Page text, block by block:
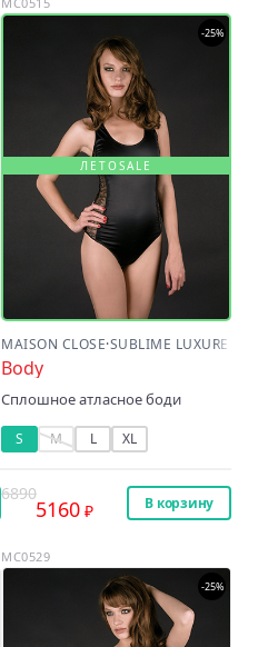
ЛЕТОSALE
MAISON CLOSE·SUBLIME LUXURE
Body
Сплошное атласное боди
S M L XL
6890
5160
-25%
В корзину
MC0529
-25%